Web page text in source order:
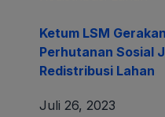
Ketum LSM
Perhutanan Sosial
Redistribusi Lahan
Juli 26, 2023